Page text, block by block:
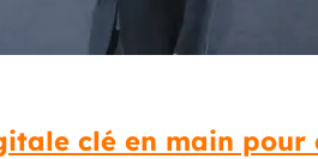
clé en main